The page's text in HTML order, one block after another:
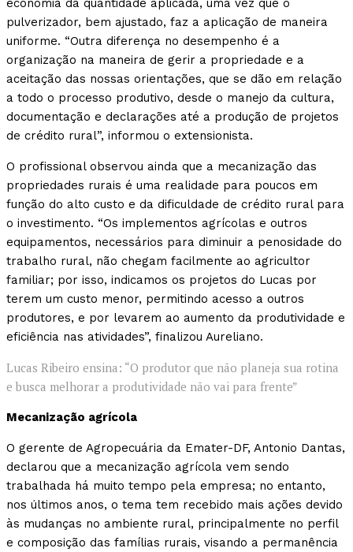
economia da quantidade aplicada, uma vez que o
pulverizador, bem ajustado, faz a aplicação de maneira
uniforme. “Outra diferença no desempenho é a
organização na maneira de gerir a propriedade e a
aceitação das nossas orientações, que se dão em relação
a todo o processo produtivo, desde o manejo da cultura,
documentação e declarações até a produção de projetos
de crédito rural”, informou o extensionista.
O profissional observou ainda que a mecanização das
propriedades rurais é uma realidade para poucos em
função do alto custo e da dificuldade de crédito rural para
o investimento. “Os implementos agrícolas e outros
equipamentos, necessários para diminuir a penosidade do
trabalho rural, não chegam facilmente ao agricultor
familiar; por isso, indicamos os projetos do Lucas por
terem um custo menor, permitindo acesso a outros
produtores, e por levarem ao aumento da produtividade e
eficiência nas atividades”, finalizou Aureliano.
Lucas Ribeiro ensina: “O produtor que não planeja sua rotina
e busca melhorar a produtividade não vai para frente”
Mecanização agrícola
O gerente de Agropecuária da Emater-DF, Antonio Dantas,
declarou que a mecanização agrícola vem sendo
trabalhada há muito tempo pela empresa; no entanto,
nos últimos anos, o tema tem recebido mais ações devido
às mudanças no ambiente rural, principalmente no perfil
e composição das famílias rurais, visando a permanência